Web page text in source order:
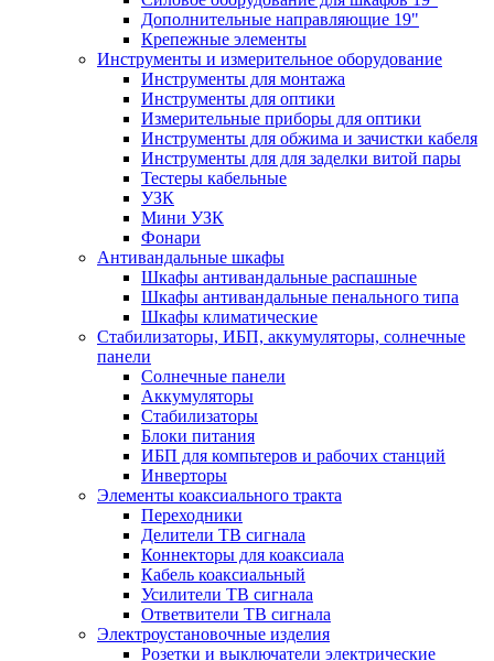
Дополнительные направляющие 19"
Крепежные элементы
Инструменты и измерительное оборудование
Инструменты для монтажа
Инструменты для оптики
Измерительные приборы для оптики
Инструменты для обжима и зачистки кабеля
Инструменты для для заделки витой пары
Тестеры кабельные
УЗК
Мини УЗК
Фонари
Антивандальные шкафы
Шкафы антивандальные распашные
Шкафы антивандальные пенального типа
Шкафы климатические
Стабилизаторы, ИБП, аккумуляторы, солнечные
панели
Солнечные панели
Аккумуляторы
Стабилизаторы
Блоки питания
ИБП для компьтеров и рабочих станций
Инверторы
Элементы коаксиального тракта
Переходники
Делители ТВ сигнала
Коннекторы для коаксиала
Кабель коаксиальный
Усилители ТВ сигнала
Ответвители ТВ сигнала
Электроустановочные изделия
Розетки и выключатели электрические